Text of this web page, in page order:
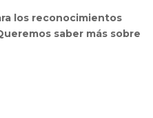
los reconocimientos
saber más sobre